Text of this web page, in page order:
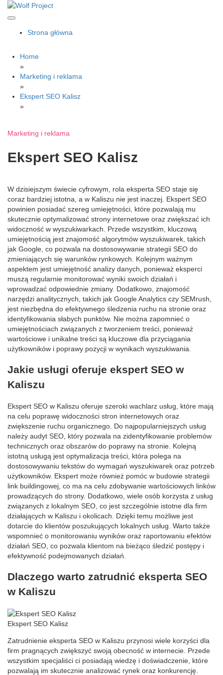
Skip
Wolf Project
Strona główna
Home
»
Marketing i reklama
»
Ekspert SEO Kalisz
»
Marketing i reklama
Ekspert SEO Kalisz
W dzisiejszym świecie cyfrowym, rola eksperta SEO staje się
coraz bardziej istotna, a w Kaliszu nie jest inaczej. Ekspert SEO
powinien posiadać szereg umiejętności, które pozwalają mu
skutecznie optymalizować strony internetowe oraz zwiększać ich
widoczność w wyszukiwarkach. Przede wszystkim, kluczową
umiejętnością jest znajomość algorytmów wyszukiwarek, takich
jak Google, co pozwala na dostosowywanie strategii SEO do
zmieniających się warunków rynkowych. Kolejnym ważnym
aspektem jest umiejętność analizy danych, ponieważ eksperci
muszą regularnie monitorować wyniki swoich działań i
wprowadzać odpowiednie zmiany. Dodatkowo, znajomość
narzędzi analitycznych, takich jak Google Analytics czy SEMrush,
jest niezbędna do efektywnego śledzenia ruchu na stronie oraz
identyfikowania słabych punktów. Nie można zapomnieć o
umiejętnościach związanych z tworzeniem treści, ponieważ
wartościowe i unikalne treści są kluczowe dla przyciągania
użytkowników i poprawy pozycji w wynikach wyszukiwania.
Jakie usługi oferuje ekspert SEO w
Kaliszu
Ekspert SEO w Kaliszu oferuje szeroki wachlarz usług, które mają
na celu poprawę widoczności stron internetowych oraz
zwiększenie ruchu organicznego. Do najpopularniejszych usług
należy audyt SEO, który pozwala na zidentyfikowanie problemów
technicznych oraz obszarów do poprawy na stronie. Kolejną
istotną usługą jest optymalizacja treści, która polega na
dostosowywaniu tekstów do wymagań wyszukiwarek oraz potrzeb
użytkowników. Ekspert może również pomóc w budowie strategii
link buildingowej, co ma na celu zdobywanie wartościowych linków
prowadzących do strony. Dodatkowo, wiele osób korzysta z usług
związanych z lokalnym SEO, co jest szczególnie istotne dla firm
działających w Kaliszu i okolicach. Dzięki temu możliwe jest
dotarcie do klientów poszukujących lokalnych usług. Warto także
wspomnieć o monitorowaniu wyników oraz raportowaniu efektów
działań SEO, co pozwala klientom na bieżąco śledzić postępy i
efektywność podejmowanych działań.
Dlaczego warto zatrudnić eksperta SEO
w Kaliszu
Ekspert SEO Kalisz
Zatrudnienie eksperta SEO w Kaliszu przynosi wiele korzyści dla
firm pragnących zwiększyć swoją obecność w internecie. Przede
wszystkim specjaliści ci posiadają wiedzę i doświadczenie, które
pozwalają im skutecznie analizować rynek oraz konkurencję.